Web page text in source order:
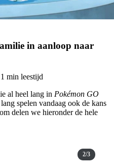
in aanloop naar
1 min leestijd
al heel lang in Pokémon GO
spelen vandaag ook de kans
delen we hieronder de hele
2/3